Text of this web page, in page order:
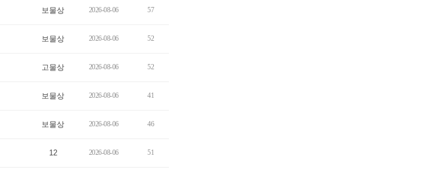
보물상 2026-08-06 57
보물상 2026-08-06 52
고물상 2026-08-06 52
보물상 2026-08-06 41
보물상 2026-08-06 46
12 2026-08-06 51